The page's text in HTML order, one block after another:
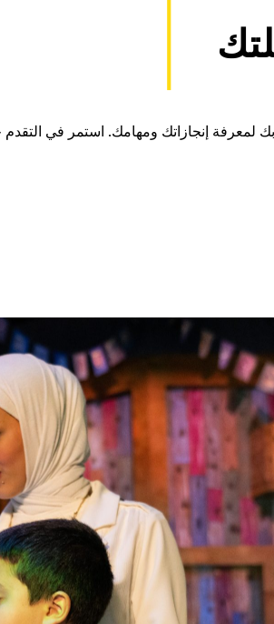
لمعرفة إنجازاتك ومهامك. استمر في